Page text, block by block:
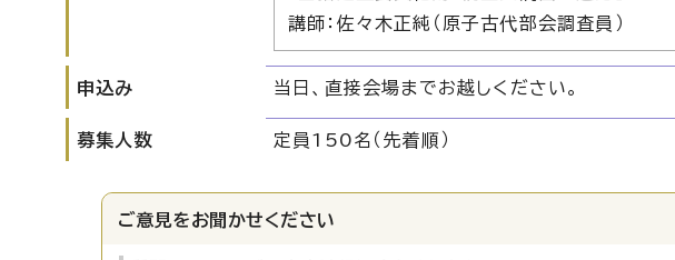
講師：佐々木正純（原子古代部会調査員）
申込み 当日、直接会場までお越しください。
募集人数 定員150名（先着順）
ご意見をお聞かせください